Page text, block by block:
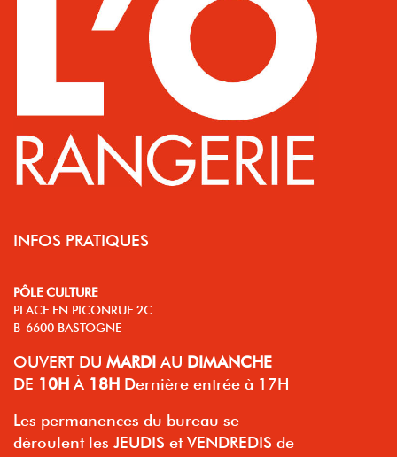
INFOS PRATIQUES
PÔLE CULTURE
PLACE EN PICONRUE 2C
B-6600 BASTOGNE
OUVERT DU MARDI AU DIMANCHE
DE 10H À 18H Dernière entrée à 17H
Les permanences du bureau se
déroulent les JEUDIS et VENDREDIS de